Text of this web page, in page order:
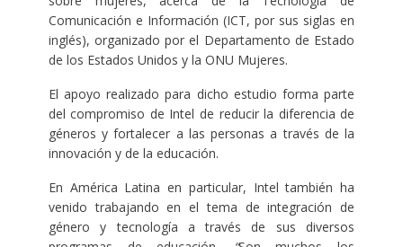
Comunicación e Información (ICT, por sus siglas en
inglés), organizado por el Departamento de Estado
de los Estados Unidos y la ONU Mujeres.
El apoyo realizado para dicho estudio forma parte
del compromiso de Intel de reducir la diferencia de
géneros y fortalecer a las personas a través de la
innovación y de la educación.
En América Latina en particular, Intel también ha
venido trabajando en el tema de integración de
género y tecnología a través de sus diversos